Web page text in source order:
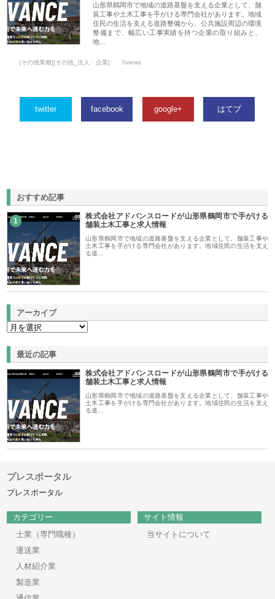
山形県鶴岡市で地域の道路基盤を支える企業として、舗
装工事や土木工事を手がける専門会社があります。地域
住民の生活を支える道路整備から、公共施設周辺の環境
整備まで、幅広い工事実績を持つ企業の取り組みと、
地…
[その他業種][その他_法人・企業] 0views
twitter facebook google+ はてブ
おすすめ記事
1
株式会社アドバンスロードが山形県鶴岡市で手がける
舗装土木工事と求人情報
山形県鶴岡市で地域の道路基盤を支える企業として、舗装工事や
土木工事を手がける専門会社があります。地域住民の生活を支え
る道…
アーカイブ
最近の記事
株式会社アドバンスロードが山形県鶴岡市で手がける
舗装土木工事と求人情報
山形県鶴岡市で地域の道路基盤を支える企業として、舗装工事や
土木工事を手がける専門会社があります。地域住民の生活を支え
る道…
プレスポータル
プレスポータル
カテゴリー
士業（専門職種）
運送業
人材紹介業
製造業
サイト情報
当サイトについて